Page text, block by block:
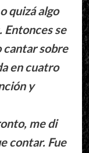
quizá algo
Entonces se
cantar sobre
en cuatro
y
me di
contar. Fue